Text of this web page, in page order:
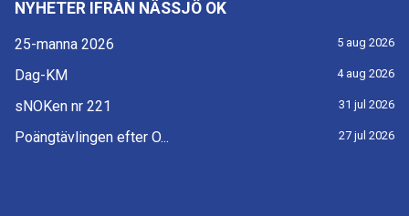
NYHETER IFRÅN NÄSSJÖ OK
25-manna 2026 5 aug 2026
Dag-KM 4 aug 2026
sNOKen nr 221 31 jul 2026
Poängtävlingen efter O... 27 jul 2026